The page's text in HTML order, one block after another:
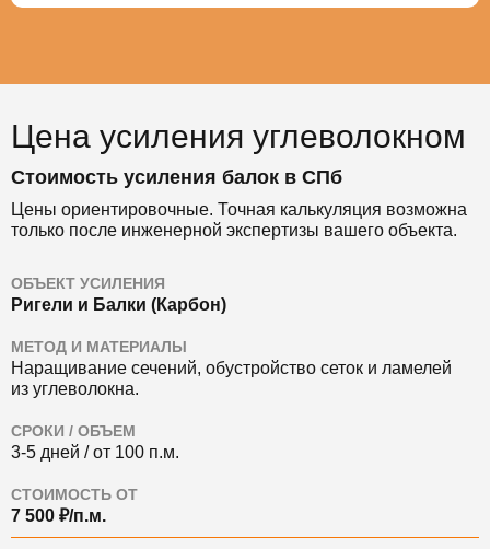
Цена усиления углеволокном
Стоимость усиления балок в СПб
Цены ориентировочные. Точная калькуляция возможна
только после инженерной экспертизы вашего объекта.
ОБЪЕКТ УСИЛЕНИЯ
Ригели и Балки (Карбон)
МЕТОД И МАТЕРИАЛЫ
Наращивание сечений, обустройство сеток и ламелей
из углеволокна.
СРОКИ / ОБЪЕМ
3-5 дней / от 100 п.м.
СТОИМОСТЬ ОТ
7 500 ₽/п.м.